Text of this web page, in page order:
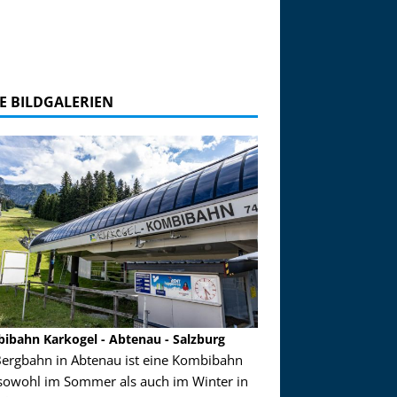
BILDGALERIEN
Karkogel - Abtenau - Salzburg
in Abtenau ist eine Kombibahn
im Sommer als auch im Winter in